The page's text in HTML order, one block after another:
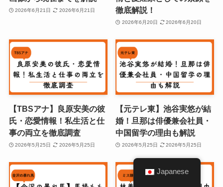
2026年6月21日 2026年6月21日
徹底解説！
2026年6月20日 2026年6月20日
【TBSアナ】良原安美の彼
氏・恋愛情報！私生活と仕
事の両立を徹底調査
2026年5月25日 2026年5月25日
【元テレ東】池谷実悠が結
婚！旦那は俳優兼会社員・
中国留学の理由も解説
2026年5月25日 2026年5月25日
Japanese